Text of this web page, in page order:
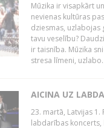
Mūzika ir visapkārt
nevienas kultūras
dziesmas, uzlabojas
tavu veselību?
ir taisnība. Mūzika
stresa līmeni,
AICINA UZ
23. martā, Latvijas 1.
labdarības koncerts,